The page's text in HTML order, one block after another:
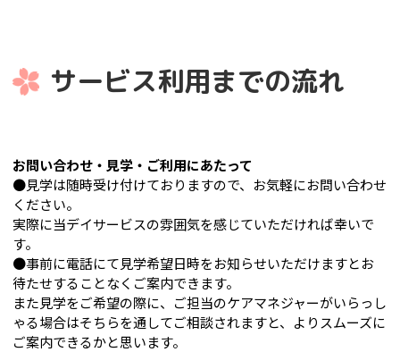
サービス利用までの流れ
お問い合わせ・見学・ご利用にあたって
●見学は随時受け付けておりますので、お気軽にお問い合わせ
ください。
実際に当デイサービスの雰囲気を感じていただければ幸いで
す。
●事前に電話にて見学希望日時をお知らせいただけますとお
待たせすることなくご案内できます。
また見学をご希望の際に、ご担当のケアマネジャーがいらっし
ゃる場合はそちらを通してご相談されますと、よりスムーズに
ご案内できるかと思います。